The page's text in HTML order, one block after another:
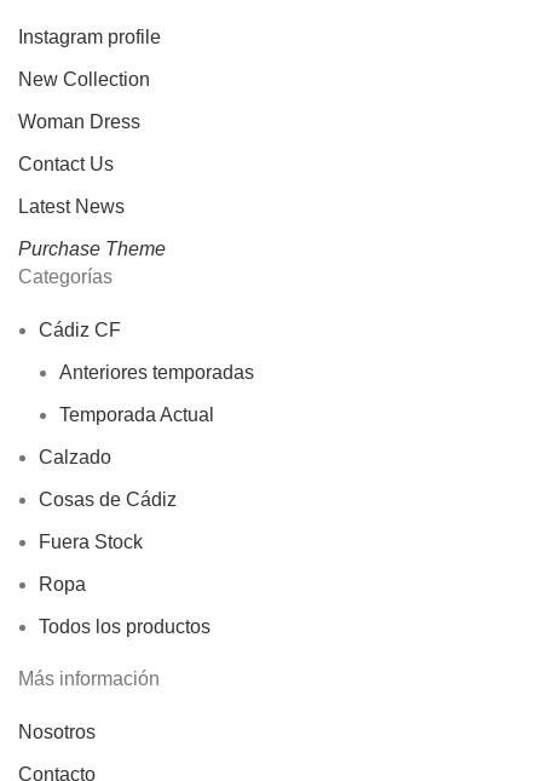
Instagram profile
New Collection
Woman Dress
Contact Us
Latest News
Purchase Theme
Categorías
Cádiz CF
Anteriores temporadas
Temporada Actual
Calzado
Cosas de Cádiz
Fuera Stock
Ropa
Todos los productos
Más información
Nosotros
Contacto